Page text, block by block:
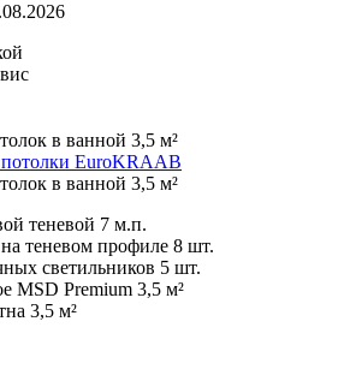
в ванной 3,5 м²
в ванной 3,5 м²
теневой 7 м.п.
теневом профиле 8 шт.
светильников 5 шт.
MSD Premium 3,5 м²
3,5 м²